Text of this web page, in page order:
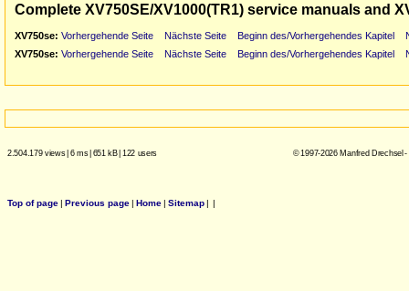
Complete XV750SE/XV1000(TR1) service manuals and
XV750se: Vorhergehende Seite Nächste Seite Beginn des/Vorhergehendes Kapitel
XV750se: Vorhergehende Seite Nächste Seite Beginn des/Vorhergehendes Kapitel
2.504.179 views| 6 ms| 651 kB| 122 users © 1997-2026 Manfred Drechsel
Top of page| Previous page| Home| Sitemap| |